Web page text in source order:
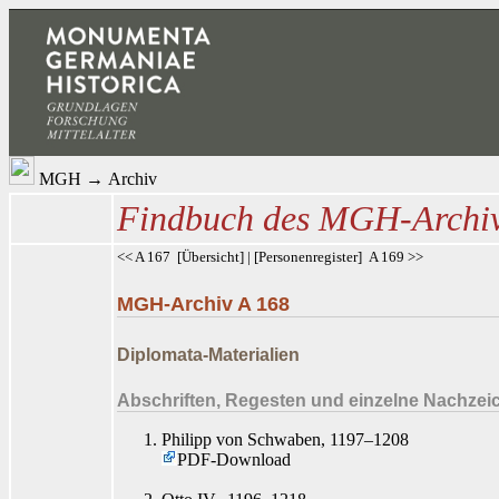
MGH → Archiv
Findbuch des MGH-
<< A 167 [Übersicht] | [Personenregister] A 169 >>
MGH-Archiv A 168
Diplomata-Materialien
Abschriften, Regesten und einzelne
Philipp von Schwaben, 1197–1208
PDF-Download